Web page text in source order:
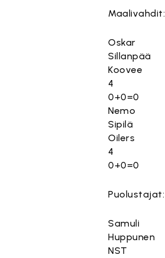
Maalivahdit:
Oskar
Sillanpää
Koovee
4
0+0=0
Nemo
Sipilä
Oilers
4
0+0=0
Puolustajat:
Samuli
Huppunen
NST